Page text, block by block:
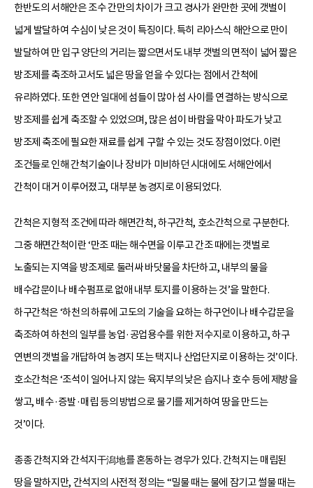
한반도의 서해안은 조수 간만의 차이가 크고 경사가 완만한 곳에 갯벌이
넓게 발달하여 수심이 낮은 것이 특징이다. 특히 리아스식 해안으로 만이
발달하여 만 입구 양단의 거리는 짧으면서도 내부 갯벌의 면적이 넓어 짧은
방조제를 축조하고서도 넓은 땅을 얻을 수 있다는 점에서 간척에
유리하였다. 또한 연안 일대에 섬들이 많아 섬 사이를 연결하는 방식으로
방조제를 쉽게 축조할 수 있었으며, 많은 섬이 바람을 막아 파도가 낮고
방조제 축조에 필요한 재료를 쉽게 구할 수 있는 것도 장점이었다. 이런
조건들로 인해 간척기술이나 장비가 미비하던 시대에도 서해안에서
간척이 대거 이루어졌고, 대부분 농경지로 이용되었다.
간척은 지형적 조건에 따라 해면간척, 하구간척, 호소간척으로 구분한다.
그중 해면간척이란 ‘만조 때는 해수면을 이루고 간조 때에는 갯벌로
노출되는 지역을 방조제로 둘러싸 바닷물을 차단하고, 내부의 물을
배수갑문이나 배수펌프로 없애 내부 토지를 이용하는 것’을 말한다.
하구간척은 ‘하천의 하류에 고도의 기술을 요하는 하구언이나 배수갑문을
축조하여 하천의 일부를 농업·공업용수를 위한 저수지로 이용하고, 하구
연변의 갯벌을 개답하여 농경지 또는 택지나 산업단지로 이용하는 것’이다.
호소간척은 ‘조석이 일어나지 않는 육지부의 낮은 습지나 호수 등에 제방을
쌓고, 배수·증발·매립 등의 방법으로 물기를 제거하여 땅을 만드는
것’이다.
종종 간척지와 간석지干潟地를 혼동하는 경우가 있다. 간척지는 매립된
땅을 말하지만, 간석지의 사전적 정의는 “밀물 때는 물에 잠기고 썰물 때는